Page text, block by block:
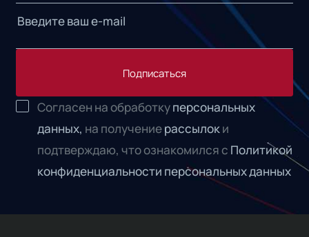
Подписаться
Согласен на обработкуперсональных
данных, на получениерассылоки
подтверждаю, что ознакомился с Политикой
конфиденциальности персональных данных